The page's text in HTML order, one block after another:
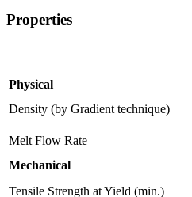
Properties
Physical
Density (by Gradient technique)
Melt Flow Rate
Mechanical
Tensile Strength at Yield (min.)